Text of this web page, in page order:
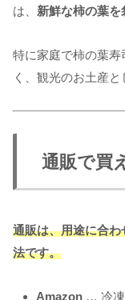
は、 新鮮な柿の葉を
特に家庭で柿の葉
く、観光のお土産
通販で買
通販は、用途に合
法です。
Amazon … 冷凍